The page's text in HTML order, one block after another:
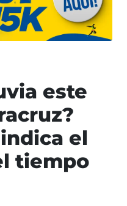
este
el
tiempo